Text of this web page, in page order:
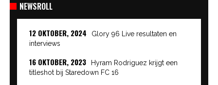
NEWSROLL
12 OKTOBER, 2024
Glory 96 Live resultaten en
interviews
16 OKTOBER, 2023
Hyram Rodriguez krijgt een
titleshot bij Staredown FC 16